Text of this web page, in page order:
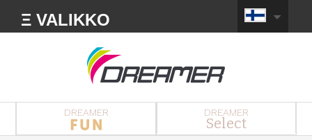
Ξ VALIKKO
DREAMER DREAMER
Select